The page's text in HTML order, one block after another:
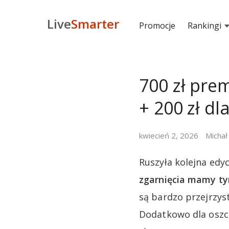
LiveSmarter Promocje Rankingi
700 zł
+ 200 zł
kwiecień 2, 2026 Michał
Ruszyła kolejna
zgarnięcia mamy
są bardzo
Dodatkowo dla